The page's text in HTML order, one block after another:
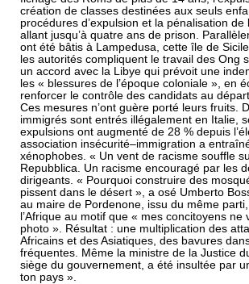
création de classes destinées aux seuls
procédures d’expulsion et la pénalisation
allant jusqu’à quatre ans de prison.
ont été bâtis à Lampedusa, cette île de
les autorités compliquent le travail des Ong
un accord avec la Libye qui prévoit une
les « blessures de l’époque coloniale », en
renforcer le contrôle des candidats au
Ces mesures n’ont guère porté leurs fruits.
immigrés sont entrés illégalement en Italie,
expulsions ont augmenté de 28 % depuis
association insécurité–immigration a
xénophobes. « Un vent de racisme souffle
Repubblica. Un racisme encouragé par les
dirigeants. « Pourquoi construire des
pissent dans le désert », a osé Umberto
au maire de Pordenone, issu du même
l’Afrique au motif que « mes concitoyens
photo ». Résultat : une multiplication des
Africains et des Asiatiques, des bavures
fréquentes. Même la ministre de la Justice
siège du gouvernement, a été insultée par
ton pays ».